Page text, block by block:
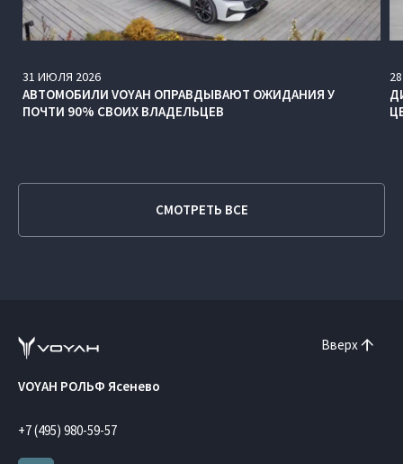
31 ИЮЛЯ 2026
АВТОМОБИЛИ VOYAH ОПРАВДЫВАЮТ ОЖИДАНИЯ У
ПОЧТИ 90% СВОИХ ВЛАДЕЛЬЦЕВ
28
СМОТРЕТЬ ВСЕ
Вверх
VOYAH РОЛЬФ Ясенево
+7 (495) 980-59-57